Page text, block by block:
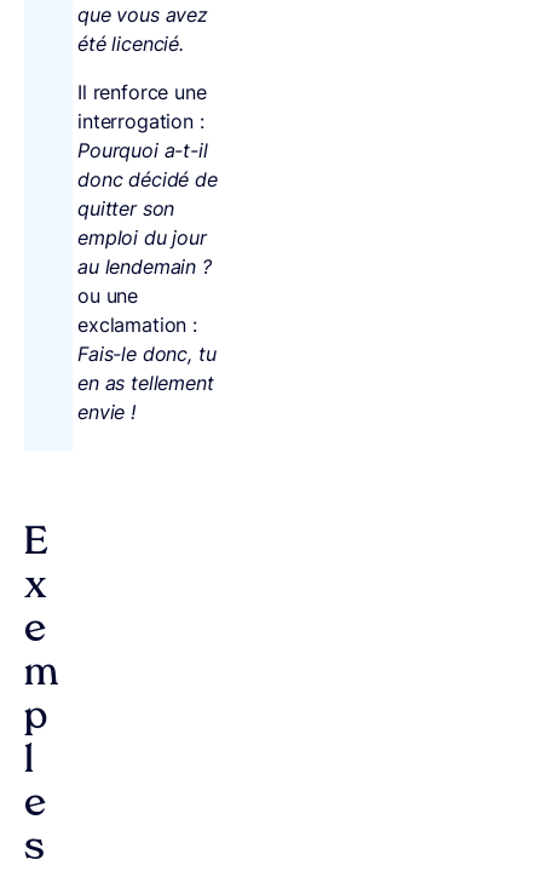
que vous avez
été licencié.
Il renforce une
interrogation :
Pourquoi a-t-il
donc décidé de
quitter son
emploi du jour
au lendemain ?
ou une
exclamation :
Fais-le donc, tu
en as tellement
envie !
E
x
e
m
p
l
e
s